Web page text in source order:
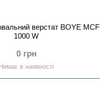
верстат BOYE MCF
1000 W
0 грн
Немає в наявності